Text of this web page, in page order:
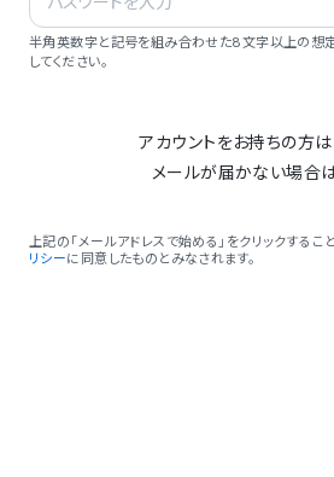
半角英数字と記号を組み合わせた8文字以上の想
してください。
アカウントをお持ちの方は
メールが届かない場合
上記の「メールアドレスで始める」をクリックするこ
リシーに同意したものとみなされます。